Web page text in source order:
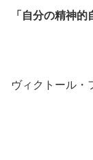
「自分の精神的
ヴィクトール・